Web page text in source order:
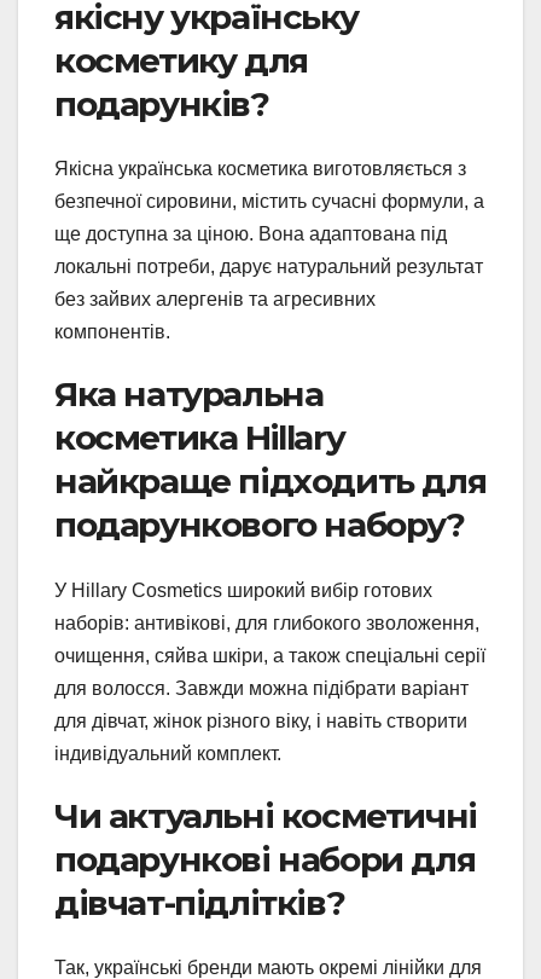
якісну українську
косметику для
подарунків?
Якісна українська косметика виготовляється з
безпечної сировини, містить сучасні формули, а
ще доступна за ціною. Вона адаптована під
локальні потреби, дарує натуральний результат
без зайвих алергенів та агресивних
компонентів.
Яка натуральна
косметика Hillary
найкраще підходить для
подарункового набору?
У Hillary Cosmetics широкий вибір готових
наборів: антивікові, для глибокого зволоження,
очищення, сяйва шкіри, а також спеціальні серії
для волосся. Завжди можна підібрати варіант
для дівчат, жінок різного віку, і навіть створити
індивідуальний комплект.
Чи актуальні косметичні
подарункові набори для
дівчат-підлітків?
Так, українські бренди мають окремі лінійки для